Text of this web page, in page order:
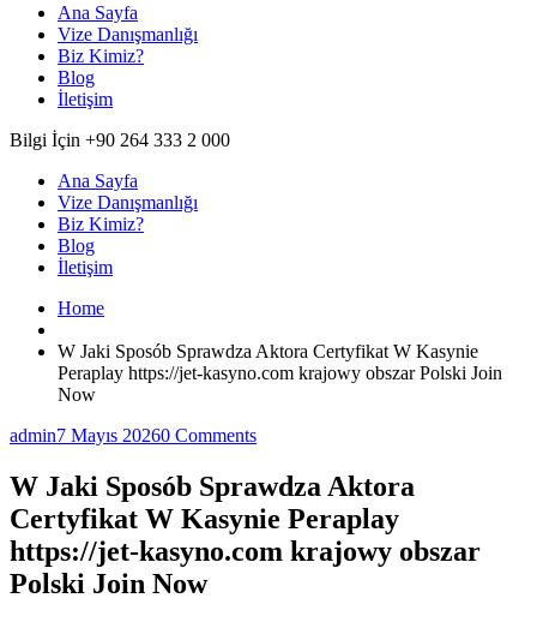
Ana Sayfa
Vize Danışmanlığı
Biz Kimiz?
Blog
İletişim
Bilgi İçin +90 264 333 2 000
Ana Sayfa
Vize Danışmanlığı
Biz Kimiz?
Blog
İletişim
Home
W Jaki Sposób Sprawdza Aktora Certyfikat W Kasynie
Peraplay https://jet-kasyno.com krajowy obszar Polski Join
Now
admin7 Mayıs 20260 Comments
W Jaki Sposób Sprawdza Aktora
Certyfikat W Kasynie Peraplay
https://jet-kasyno.com krajowy obszar
Polski Join Now